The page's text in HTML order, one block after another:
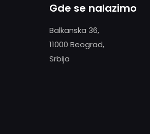
Gde se nalazimo
Balkanska 36,
11000 Beograd,
Srbija